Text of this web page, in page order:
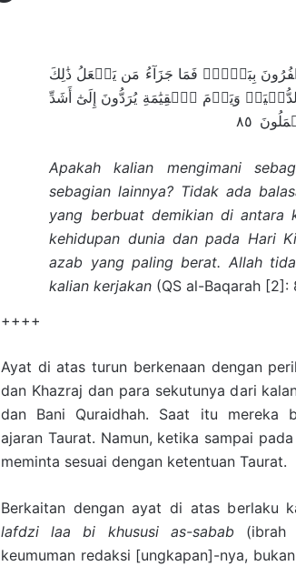
بِبَعۡضٖۚ فَمَا جَزَآءُ مَن يَفۡعَلُ ذَٰلِكَ
وَيَوۡمَ ٱلۡقِيَٰمَةِ يُرَدُّونَ إِلَىٰٓ أَشَدِّ
٨٥
Apakah kalian mengimani
sebagian lainnya? Tidak ada
yang berbuat demikian di antara
kehidupan dunia dan pada Hari
azab yang paling berat. Allah
kalian kerjakan (QS al-Baqarah [2]:
++++
Ayat di atas turun berkenaan dengan
dan Khazraj dan para sekutunya dari
dan Bani Quraidhah. Saat itu mereka
ajaran Taurat. Namun, ketika sampai
meminta sesuai dengan ketentuan Taurat.
Berkaitan dengan ayat di atas berlaku
lafdzi laa bi khususi as-sabab(ibrah
keumuman redaksi [ungkapan]-nya,